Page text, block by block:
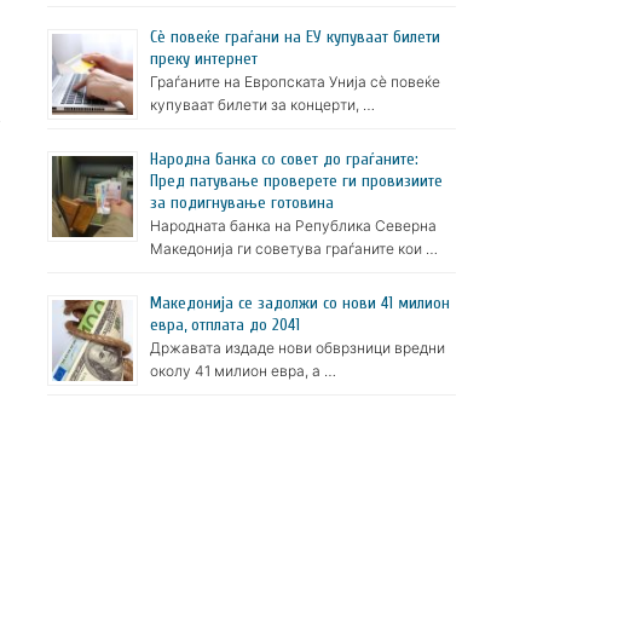
Сè повеќе граѓани на ЕУ купуваат билети
преку интернет
Граѓаните на Европската Унија сè повеќе
купуваат билети за концерти, …
Народна банка со совет до граѓаните:
Пред патување проверете ги провизиите
за подигнување готовина
Народната банка на Република Северна
Македонија ги советува граѓаните кои …
Македонија се задолжи со нови 41 милион
евра, отплата до 2041
Државата издаде нови обврзници вредни
околу 41 милион евра, а …